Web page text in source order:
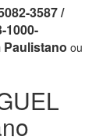
3587 /
1000-
ou